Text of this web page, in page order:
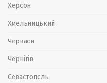
Херсон
Хмельницький
Черкаси
Чернігів
Севастополь